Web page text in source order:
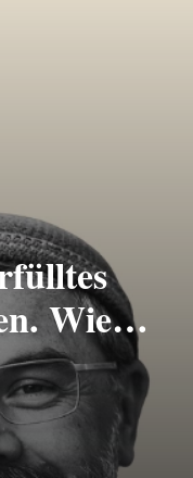
Wie
Welt
es laut